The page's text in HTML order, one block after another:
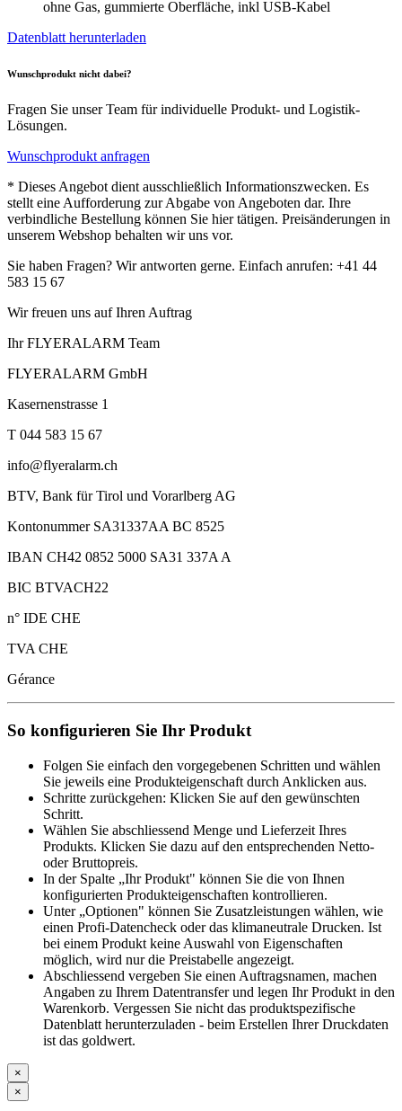
ohne Gas, gummierte Oberfläche, inkl USB-Kabel
Datenblatt herunterladen
Wunschprodukt nicht dabei?
Fragen Sie unser Team für individuelle Produkt- und Logistik-
Lösungen.
Wunschprodukt anfragen
* Dieses Angebot dient ausschließlich Informationszwecken. Es
stellt eine Aufforderung zur Abgabe von Angeboten dar. Ihre
verbindliche Bestellung können Sie hier tätigen. Preisänderungen in
unserem Webshop behalten wir uns vor.
Sie haben Fragen? Wir antworten gerne. Einfach anrufen: +41 44
583 15 67
Wir freuen uns auf Ihren Auftrag
Ihr FLYERALARM Team
FLYERALARM GmbH
Kasernenstrasse 1
T 044 583 15 67
info@flyeralarm.ch
BTV, Bank für Tirol und Vorarlberg AG
Kontonummer SA31337AA BC 8525
IBAN CH42 0852 5000 SA31 337A A
BIC BTVACH22
n° IDE CHE
TVA CHE
Gérance
So konfigurieren Sie Ihr Produkt
Folgen Sie einfach den vorgegebenen Schritten und wählen
Sie jeweils eine Produkteigenschaft durch Anklicken aus.
Schritte zurückgehen: Klicken Sie auf den gewünschten
Schritt.
Wählen Sie abschliessend Menge und Lieferzeit Ihres
Produkts. Klicken Sie dazu auf den entsprechenden Netto-
oder Bruttopreis.
In der Spalte „Ihr Produkt" können Sie die von Ihnen
konfigurierten Produkteigenschaften kontrollieren.
Unter „Optionen" können Sie Zusatzleistungen wählen, wie
einen Profi-Datencheck oder das klimaneutrale Drucken. Ist
bei einem Produkt keine Auswahl von Eigenschaften
möglich, wird nur die Preistabelle angezeigt.
Abschliessend vergeben Sie einen Auftragsnamen, machen
Angaben zu Ihrem Datentransfer und legen Ihr Produkt in den
Warenkorb. Vergessen Sie nicht das produktspezifische
Datenblatt herunterzuladen - beim Erstellen Ihrer Druckdaten
ist das goldwert.
×
×